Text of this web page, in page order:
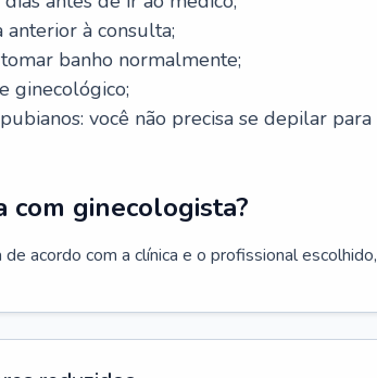
anterior à consulta;
banho normalmente;
ginecológico;
você não precisa se depilar para
com ginecologista?
acordo com a clínica e o profissional escolhido,